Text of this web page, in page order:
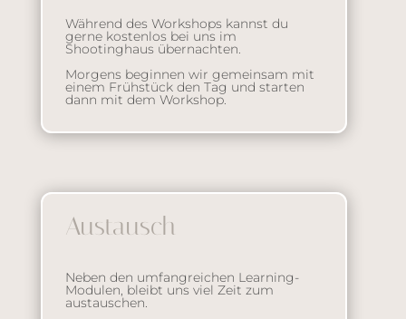
Während des Workshops kannst du
gerne kostenlos bei uns im
Shootinghaus übernachten.
Morgens beginnen wir gemeinsam mit
einem Frühstück den Tag und starten
dann mit dem Workshop.
Austausch
Neben den umfangreichen Learning-
Modulen, bleibt uns viel Zeit zum
austauschen.